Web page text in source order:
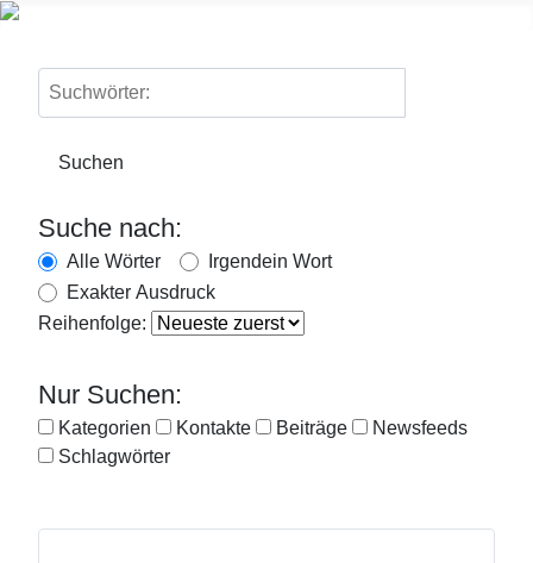
Suchwörter:
Suchen
Suche nach:
Alle Wörter
Irgendein Wort
Exakter Ausdruck
Reihenfolge:
Nur Suchen:
Kategorien Kontakte Beiträge
Newsfeeds
Schlagwörter